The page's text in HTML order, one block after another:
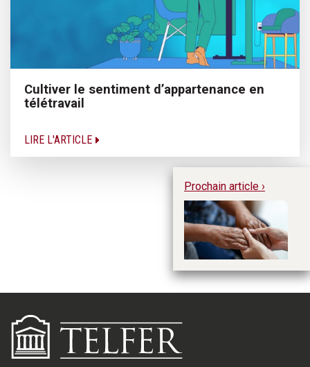
Cultiver le sentiment d’appartenance en
télétravail
LIRE L'ARTICLE
Prochain article ›